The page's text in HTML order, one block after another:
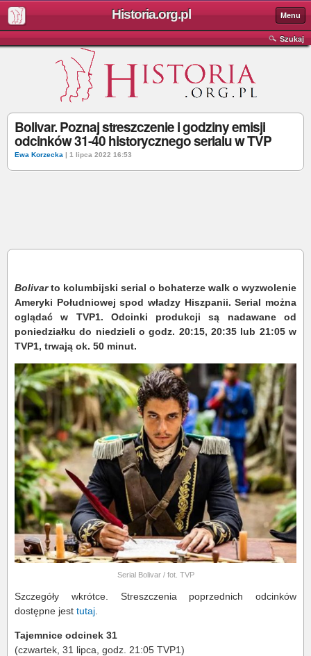
Historia.org.pl Menu
Szukaj
Bolivar. Poznaj streszczenie i godziny emisji
odcinków 31-40 historycznego serialu w TVP
Ewa Korzecka | 1 lipca 2022 16:53
Bolivarto kolumbijski serial o bohaterze walk o wyzwolenie
Ameryki Południowej spod władzy Hiszpanii.Serial można
oglądać w TVP1. Odcinki produkcji są nadawane od
poniedziałku do niedzieli o godz. 20:15, 20:35 lub 21:05 w
TVP1, trwają ok. 50 minut.
Serial Bolivar / fot. TVP
Szczegóły wkrótce. Streszczenia poprzednich odcinków
dostępne jest tutaj
Tajemnice odcinek 31
(czwartek, 31 lipca, godz. 21:05 TVP1)